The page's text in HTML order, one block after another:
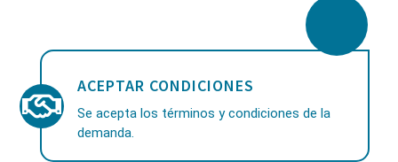
ACEPTAR CONDICIONES
Se acepta los términos y condiciones de la
demanda.